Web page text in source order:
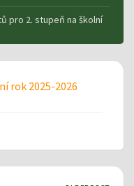
pro 2. stupeň na školní
rok 2025-2026